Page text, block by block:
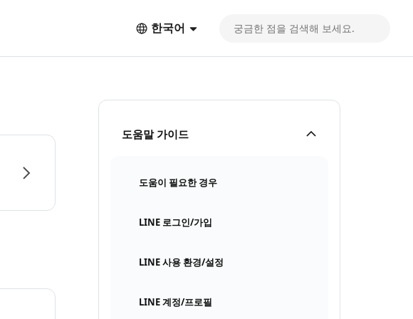
한국어
도움말 가이드
도움이 필요한 경우
LINE 로그인/가입
LINE 사용 환경/설정
LINE 계정/프로필